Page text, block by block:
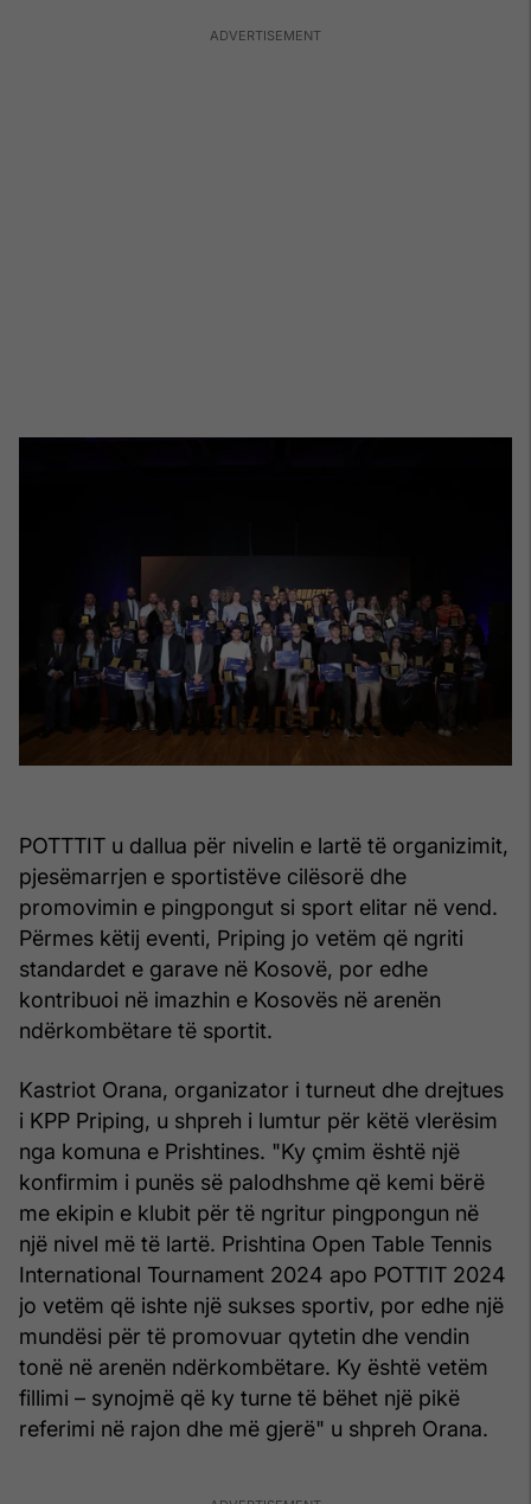
POTTTIT u dallua për nivelin e lartë të organizimit,
pjesëmarrjen e sportistëve cilësorë dhe
promovimin e pingpongut si sport elitar në vend.
Përmes këtij eventi, Priping jo vetëm që ngriti
standardet e garave në Kosovë, por edhe
kontribuoi në imazhin e Kosovës në arenën
ndërkombëtare të sportit.
Kastriot Orana, organizator i turneut dhe drejtues
i KPP Priping, u shpreh i lumtur për këtë vlerësim
nga komuna e Prishtines. "Ky çmim është një
konfirmim i punës së palodhshme që kemi bërë
me ekipin e klubit për të ngritur pingpongun në
një nivel më të lartë. Prishtina Open Table Tennis
International Tournament 2024 apo POTTIT 2024
jo vetëm që ishte një sukses sportiv, por edhe një
mundësi për të promovuar qytetin dhe vendin
tonë në arenën ndërkombëtare. Ky është vetëm
fillimi – synojmë që ky turne të bëhet një pikë
referimi në rajon dhe më gjerë" u shpreh Orana.